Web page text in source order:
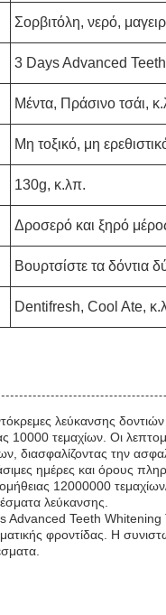
Σορβιτόλη, νερό,
3 Days Advanced
Μέντα, Πράσινο τσάι,
Μη τοξικό, μη
130g, κ.λπ.
Δροσερό και ξηρό
Βουρτσίστε τα δόντια
Dentifresh, Cool Ate,
λεύκανσης
10000 τεμαχίων. Οι
διασφαλίζοντας την
ημέρες και όρους
12000000
λεύκανσης.
Advanced Teeth
φροντίδας. Η